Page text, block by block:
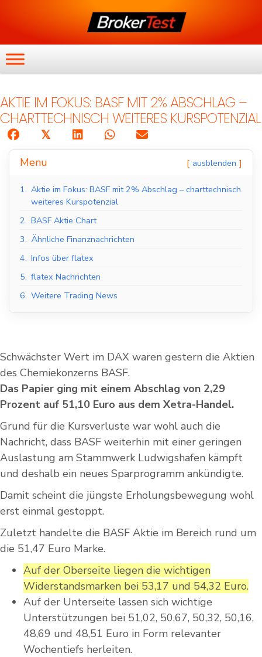
AKTIE IM FOKUS: BASF MIT 2% ABSCHLAG –
CHARTTECHNISCH WEITERES KURSPOTENZIAL
𝕏
Menu ausblenden
1. Aktie im Fokus: BASF mit 2% Abschlag – charttechnisch
weiteres Kurspotenzial
2. BASF Aktie Chart
3. Ähnliche Finanznachrichten
4. Infos über flatex
5. flatex Nachrichten
6. Weitere Trading News
Schwächster Wert im DAX waren gestern die Aktien
des Chemiekonzerns BASF.
Das Papier ging mit einem Abschlag von 2,29
Prozent auf 51,10 Euro aus dem Xetra-Handel.
Grund für die Kursverluste war wohl auch die
Nachricht, dass BASF weiterhin mit einer geringen
Auslastung am Stammwerk Ludwigshafen kämpft
und deshalb ein neues Sparprogramm ankündigte.
Damit scheint die jüngste Erholungsbewegung wohl
erst einmal gestoppt.
Zuletzt handelte die BASF Aktie im Bereich rund um
die 51,47 Euro Marke.
Auf der Oberseite liegen die wichtigen
Widerstandsmarken bei 53,17 und 54,32 Euro.
Auf der Unterseite lassen sich wichtige
Unterstützungen bei 51,02, 50,67, 50,32, 50,16,
48,69 und 48,51 Euro in Form relevanter
Wochentiefs herleiten.